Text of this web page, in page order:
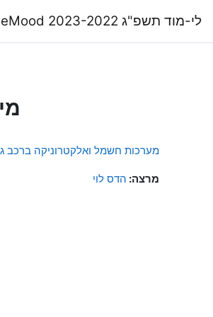
לי-מוד תשפ"ג LeeMood 2023-2022
מערכות חשמל ואלקטרוניקה ברכב ג
מרצה: הדס לוי